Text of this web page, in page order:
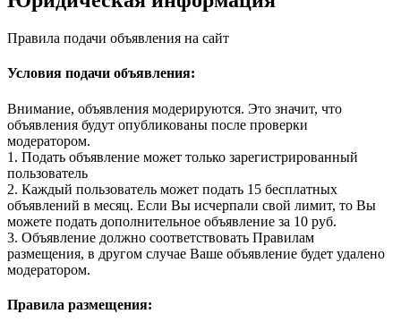
Правила подачи объявления на сайт
Условия подачи объявления:
Внимание, объявления модерируются. Это значит, что
объявления будут опубликованы после проверки
модератором.
1. Подать объявление может только зарегистрированный
пользователь
2. Каждый пользователь может подать 15 бесплатных
объявлений в месяц. Если Вы исчерпали свой лимит, то Вы
можете подать дополнительное объявление за 10 руб.
3. Объявление должно соответствовать Правилам
размещения, в другом случае Ваше объявление будет удалено
модератором.
Правила размещения: